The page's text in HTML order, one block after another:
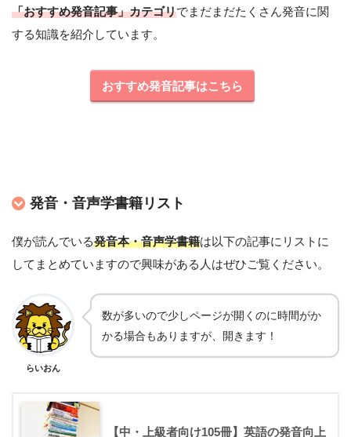
「おすすめ発音記事」カテゴリでまだまだたくさん発音に関
する知識を紹介しています。
おすすめ発音記事はこちら
発音・音声学書籍リスト
僕が読んでいる発音本・音声学書籍は以下の記事にリストに
してまとめていますので興味がある人はぜひご覧ください。
らいおん
数が多いので少しページが開くのに時間がか
かる場合もありますが、開きます！
【中・上級者向け105冊】英語の発音向上